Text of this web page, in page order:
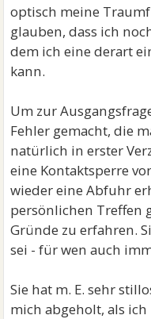
optisch meine
glauben, dass ich
dem ich eine derart
kann.
Um zur
Fehler gemacht, die
natürlich in erster
eine Kontaktsperre
wieder eine Abfuhr
persönlichen Treffen
Gründe zu erfahren.
sei - für wen auch
Sie hat m. E. sehr
mich abgeholt, als